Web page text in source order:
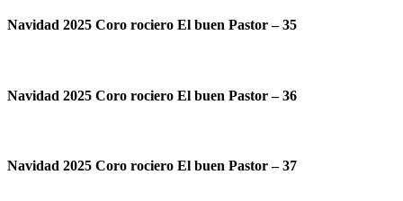
Navidad 2025 Coro rociero El buen Pastor – 35
Navidad 2025 Coro rociero El buen Pastor – 36
Navidad 2025 Coro rociero El buen Pastor – 37